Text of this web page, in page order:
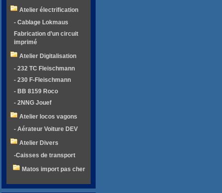
Atelier électrification
- Cablage Lokmaus
Fabrication d’un circuit
imprimé
Atelier Digitalisation
- 232 TC Fleischmann
- 230 F-Fleischmann
- BB 8159 Roco
- 2NNG Jouef
Atelier locos vagons
- Aérateur Voiture DEV
Atelier Divers
-Caisses de transport
Matos import pas cher